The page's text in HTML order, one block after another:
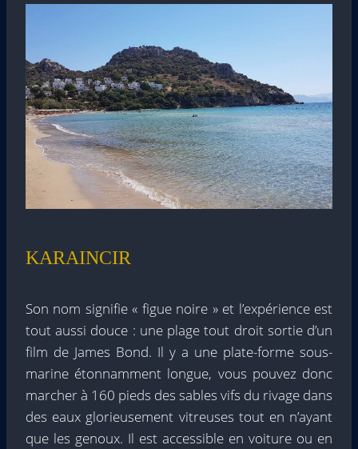
KARAINCIR
Son nom signifie « figue noire » et l’expérience est
tout aussi douce : une plage tout droit sortie d’un
film de James Bond. Il y a une plate-forme sous-
marine étonnamment longue, vous pouvez donc
marcher à 160 pieds des sables vifs du rivage dans
des eaux glorieusement vitreuses tout en n’ayant
que les genoux. Il est accessible en voiture ou en